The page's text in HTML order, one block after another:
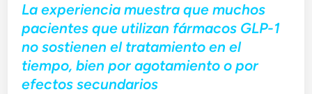
La experiencia muestra que muchos
pacientes que utilizan fármacos GLP-1
no sostienen el tratamiento en el
tiempo, bien por agotamiento o por
efectos secundarios